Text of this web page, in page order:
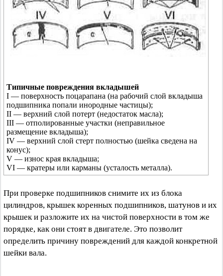
Типичные повреждения вкладышей
I — поверхность поцарапана (на рабочий слой вкладыша
подшипника попали инородные частицы);
II — верхний слой потерт (недостаток масла);
III — отполированные участки (неправильное
размещение вкладыша);
IV — верхний слой стерт полностью (шейка сведена на
конус);
V — износ края вкладыша;
VI — кратеры или карманы (усталость металла).
При проверке подшипников снимите их из блока
цилиндров, крышек коренных подшипников, шатунов и их
крышек и разложите их на чистой поверхности в том же
порядке, как они стоят в двигателе. Это позволит
определить причину повреждений для каждой конкретной
шейки вала.